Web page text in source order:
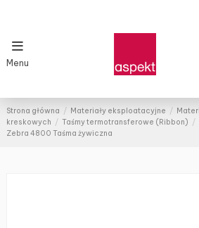
Menu
Strona główna Materiały eksploatacyjne
kreskowych
Taśmy termotransferowe (Ribbon)
Zebra 4800 Taśma żywiczna